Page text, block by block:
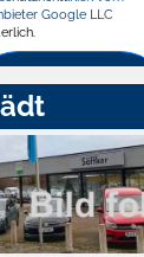
Google LLC
Zustimmen
aktivieren